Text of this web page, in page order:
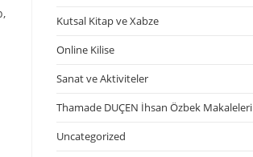
Kutsal Kitap ve Xabze
Online Kilise
Sanat ve Aktiviteler
Thamade DUÇEN İhsan Özbek Makaleleri
Uncategorized